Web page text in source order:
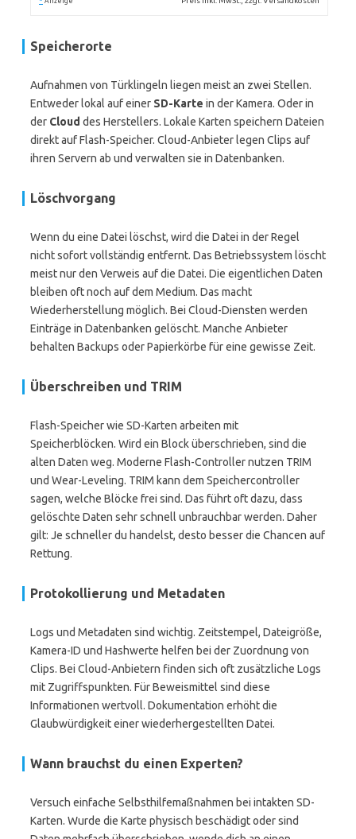
Speicherorte
Aufnahmen von Türklingeln liegen meist an zwei Stellen.
Entweder lokal auf einer SD-Karte in der Kamera. Oder in
der Cloud des Herstellers. Lokale Karten speichern Dateien
direkt auf Flash-Speicher. Cloud-Anbieter legen Clips auf
ihren Servern ab und verwalten sie in Datenbanken.
Löschvorgang
Wenn du eine Datei löschst, wird die Datei in der Regel
nicht sofort vollständig entfernt. Das Betriebssystem löscht
meist nur den Verweis auf die Datei. Die eigentlichen Daten
bleiben oft noch auf dem Medium. Das macht
Wiederherstellung möglich. Bei Cloud-Diensten werden
Einträge in Datenbanken gelöscht. Manche Anbieter
behalten Backups oder Papierkörbe für eine gewisse Zeit.
Überschreiben und TRIM
Flash-Speicher wie SD-Karten arbeiten mit
Speicherblöcken. Wird ein Block überschrieben, sind die
alten Daten weg. Moderne Flash-Controller nutzen TRIM
und Wear-Leveling. TRIM kann dem Speichercontroller
sagen, welche Blöcke frei sind. Das führt oft dazu, dass
gelöschte Daten sehr schnell unbrauchbar werden. Daher
gilt: Je schneller du handelst, desto besser die Chancen auf
Rettung.
Protokollierung und Metadaten
Logs und Metadaten sind wichtig. Zeitstempel, Dateigröße,
Kamera-ID und Hashwerte helfen bei der Zuordnung von
Clips. Bei Cloud-Anbietern finden sich oft zusätzliche Logs
mit Zugriffspunkten. Für Beweismittel sind diese
Informationen wertvoll. Dokumentation erhöht die
Glaubwürdigkeit einer wiederhergestellten Datei.
Wann brauchst du einen Experten?
Versuch einfache Selbsthilfemaßnahmen bei intakten SD-
Karten. Wurde die Karte physisch beschädigt oder sind